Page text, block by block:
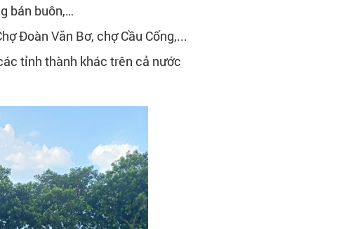
bán buôn,…
Đoàn Văn Bơ, chợ Cầu Cống,...
tỉnh thành khác trên cả nước